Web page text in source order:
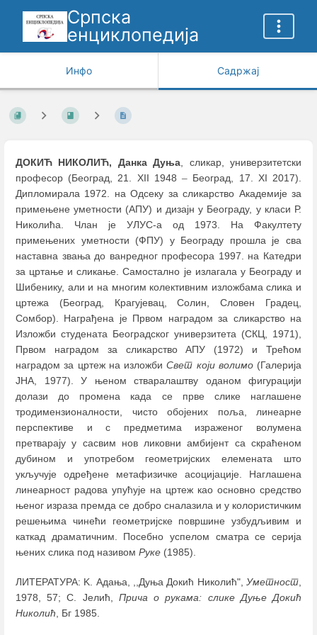
Српска
енциклопедија
Инфо Садржај
ДОКИЋ НИКОЛИЋ, Данка Дуња, сликар, универзитетски
професор (Београд, 21. XII 1948– Београд, 17. XI 2017).
Дипломирала 1972. на Oдсеку за сликарство Академије за
примењене уметности (АПУ) и дизајн у Београду, у класи Р.
Николића. Члан je УЛУС-а од 1973. На Факултету
примењених уметности (ФПУ) у Београду прошла је сва
наставна звања до ванредног професора 1997. на Катедри
за цртање и сликање. Самостално је излагала у Београду и
Шибенику, али и на многим колективним изложбама слика и
цртежа (Београд, Крагујевац, Солин, Словен Градец,
Сомбор). Награђена је Првом наградом за сликарство на
Изложби студената Београдског универзитета (СКЦ, 1971),
Првом наградом за сликарство АПУ (1972) и Трећом
наградом за цртеж на изложбиСвет који волимо(Галерија
ЈНА, 1977). У њеном стваралаштву оданом фигурацији
долази до промена када се прве слике наглашене
тродимензионалности, чисто обојених поља, линеарне
перспективе и с предметима израженог волумена
претварају у сасвим нов ликовни амбијент са скраћеном
дубином и употребом геометријских елемената што
укључује одређене метафизичке асоцијације. Наглашена
линеарност радова упућује на цртеж као основно средство
њеног израза премда се добро сналазила и у колористичким
решењима чинећи геометријске површине узбудљивим и
каткад драматичним. Посебно успелом сматра се серија
њених слика под називом Руке (1985).
ЛИТЕРАТУРА: K. Адања, ,,Дуња Докић Николић", Уметност
1978, 57; С. Јелић, Прича о рукама: слике Дуње Докић
Николић , Бг 1985.